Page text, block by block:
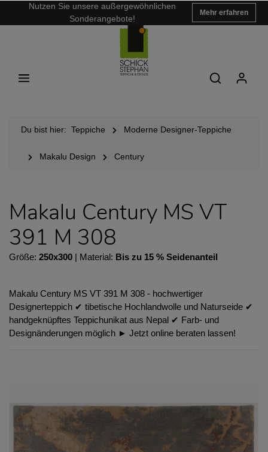
Nutzen Sie unsere außergewöhnlichen
Sonderangebote!
Mehr erfahren
Du bist hier: Teppiche Moderne Designer-Teppiche
Makalu Design Century
Makalu Century MS VT
391 M 308
Größe: 250x300 | Material: Bis zu 15 % Seidenanteil
Makalu Century MS VT 391 M 308 - hochwertiger
Designerteppich ✔︎ tibetische Hochlandwolle und Naturseide ✔︎
handgeknüpftes Teppichunikat aus Nepal ✔︎ Farb- und
Designänderungen möglich ► Jetzt online beraten lassen!